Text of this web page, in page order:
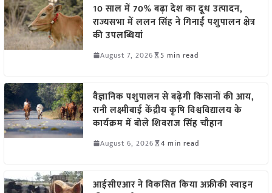
10 साल में 70% बढ़ा देश का दूध उत्पादन,
राज्यसभा में ललन सिंह ने गिनाईं पशुपालन क्षेत्र
की उपलब्धियां
August 7, 2026 5 min read
वैज्ञानिक पशुपालन से बढ़ेगी किसानों की आय,
रानी लक्ष्मीबाई केंद्रीय कृषि विश्वविद्यालय के
कार्यक्रम में बोले शिवराज सिंह चौहान
August 6, 2026 4 min read
आईसीएआर ने विकसित किया अफ्रीकी स्वाइन